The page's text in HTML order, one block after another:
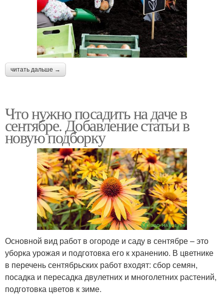
читать дальше →
Что нужно посадить на даче в
сентябре. Добавление статьи в
новую подборку
Основной вид работ в огороде и саду в сентябре – это
уборка урожая и подготовка его к хранению. В цветнике
в перечень сентябрьских работ входят: сбор семян,
посадка и пересадка двулетних и многолетних растений,
подготовка цветов к зиме.